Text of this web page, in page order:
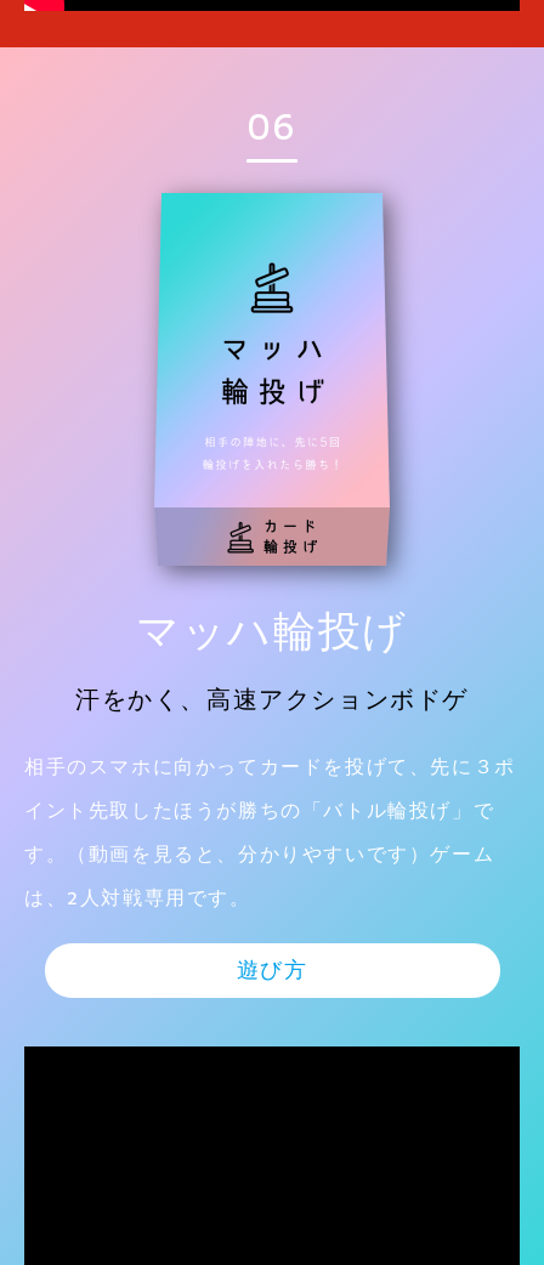
06
マッハ輪投げ
汗をかく、高速アクションボドゲ
相手のスマホに向かってカードを投げて、先に３ポ
イント先取したほうが勝ちの「バトル輪投げ」で
す。（動画を見ると、分かりやすいです）ゲーム
は、2人対戦専用です。
遊び方